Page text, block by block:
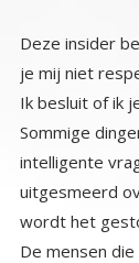
Deze insider
je mij niet
Ik besluit of
Sommige
intelligente
uitgesmeerd
wordt het
De mensen
het wordt